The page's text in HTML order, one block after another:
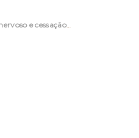
Sistema nervoso e cessação tabágica